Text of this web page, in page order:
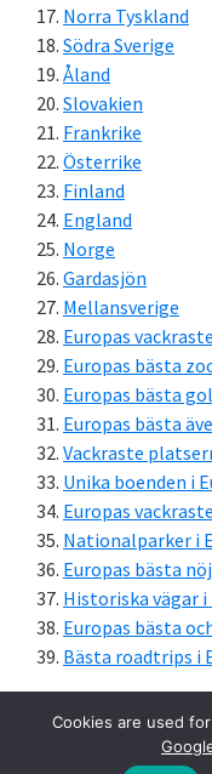
Norra Tyskland
Södra Sverige
Åland
Slovakien
Frankrike
Österrike
Finland
England
Norge
Gardasjön
Mellansverige
Europas
Europas bästa
Europas bästa
Europas bästa
Vackraste
Unika boenden i
Europas
Nationalparker i
Europas bästa
Historiska vägar i
Europas bästa
Bästa roadtrips i
Cookies are used